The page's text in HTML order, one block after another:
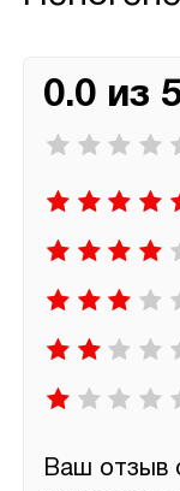
0.0 из
Ваш отзыв